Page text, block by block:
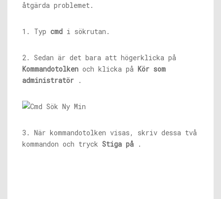
åtgärda problemet.
1. Typ cmd i sökrutan.
2. Sedan är det bara att högerklicka på
Kommandotolken och klicka på Kör som
administratör .
3. När kommandotolken visas, skriv dessa två
kommandon och tryck Stiga på .